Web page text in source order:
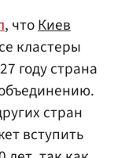
, чтоКиев
кластеры
году страна
стран
вступить